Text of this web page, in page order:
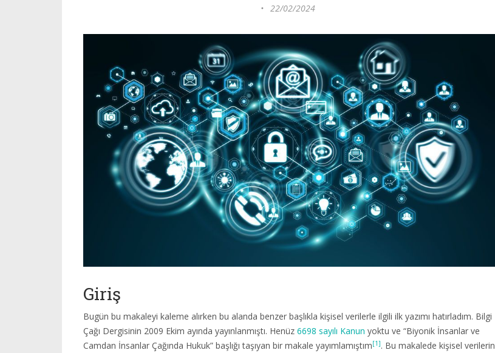
• 22/02/2024
Giriş
Bugün bu makaleyi kaleme alırken bu alanda benzer başlıkla kişisel verilerle ilgili ilk yazımı hatırladım. Bilgi
Çağı Dergisinin 2009 Ekim ayında yayınlanmıştı. Henüz 6698 sayılı Kanun yoktu ve “Biyonik İnsanlar ve
Camdan İnsanlar Çağında Hukuk” başlığı taşıyan bir makale yayımlamıştım[1]. Bu makalede kişisel verilerin